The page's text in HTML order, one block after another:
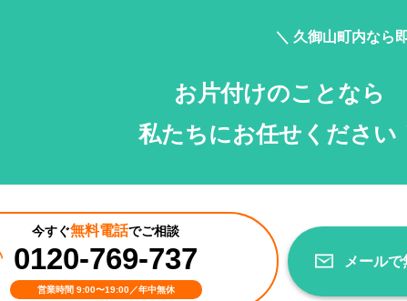
＼ 久御山町内なら
お片付けのことなら
私たちにお任せください
今すぐ無料電話でご相談
0120-769-737
営業時間 9:00〜19:00／年中無休
メールで